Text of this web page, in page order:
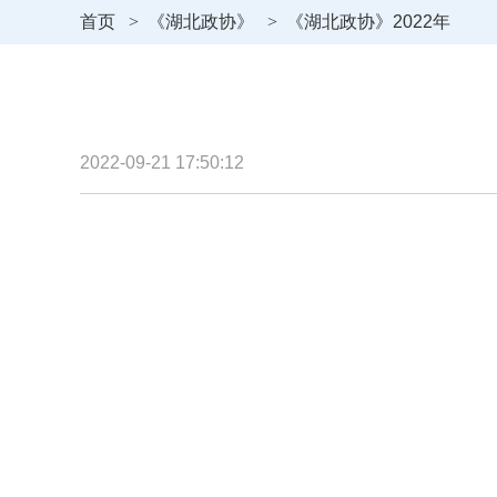
首页 > 《湖北政协》 > 《湖北政协》2022年
2022-09-21 17:50:12